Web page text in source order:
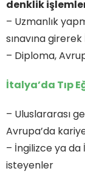
denklik
– Uzmanlık
sınavına
– Diploma,
İtalya’da Tıp
– Uluslararası
Avrupa’da
– İngilizce ya
isteyenler